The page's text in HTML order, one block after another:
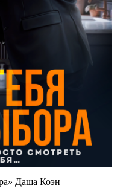
Даша Коэн